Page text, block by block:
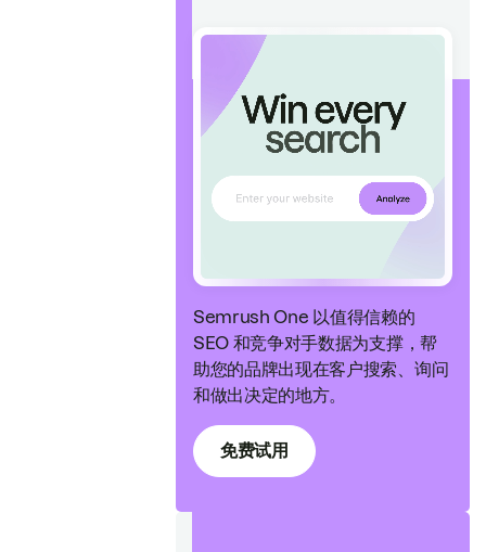
Semrush One 以值得信赖的
SEO 和竞争对手数据为支撑，帮
助您的品牌出现在客户搜索、询问
和做出决定的地方。
免费试用